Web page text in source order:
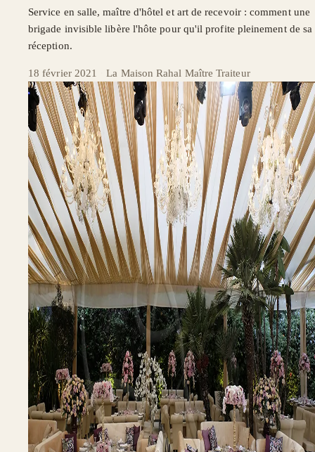
Service en salle, maître d'hôtel et art de recevoir : comment une
brigade invisible libère l'hôte pour qu'il profite pleinement de sa
réception.
18 février 2021 La Maison Rahal Maître Traiteur